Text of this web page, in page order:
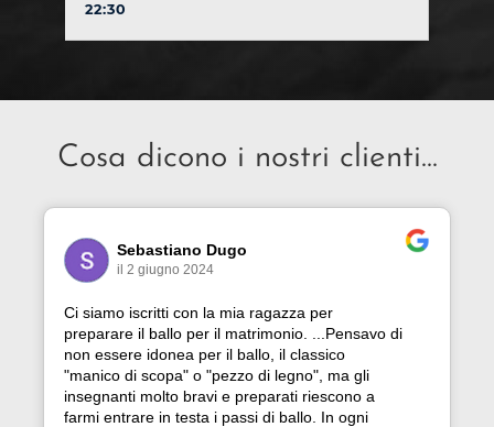
22:30
Cosa dicono i nostri clienti...
Sebastiano Dugo
il 2 giugno 2024
Ci siamo iscritti con la mia ragazza per
preparare il ballo per il matrimonio. ...Pensavo di
non essere idonea per il ballo, il classico
"manico di scopa" o "pezzo di legno", ma gli
insegnanti molto bravi e preparati riescono a
farmi entrare in testa i passi di ballo. In ogni